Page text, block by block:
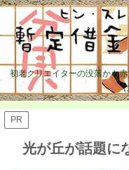
初老クリエイターの没落から
PR
光が丘が話題に